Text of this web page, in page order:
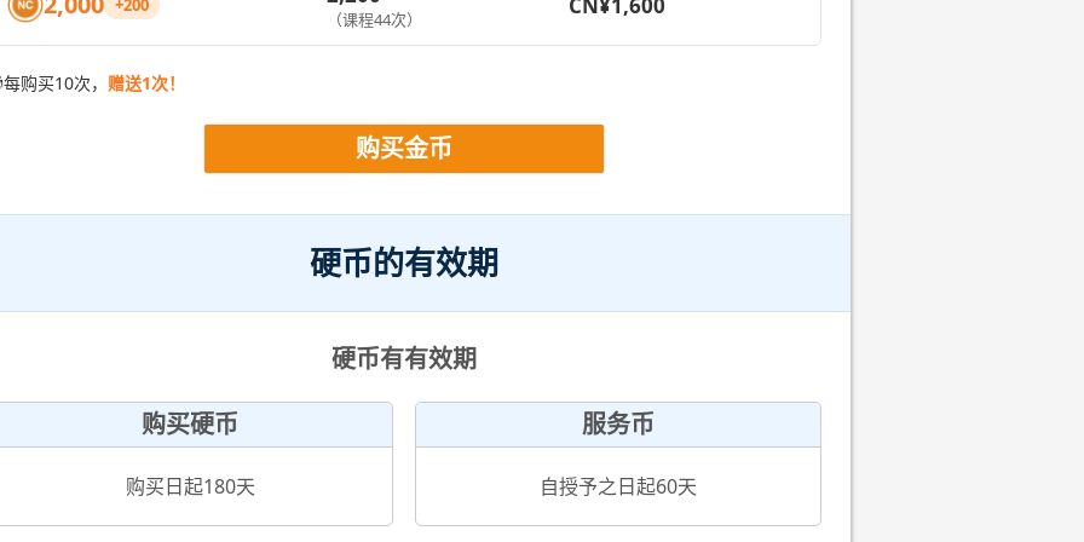
+200
（课程44次）
每购买10次， 赠送1次！
购买金币
硬币的有效期
硬币有有效期
购买硬币
购买日起180天
服务币
自授予之日起60天